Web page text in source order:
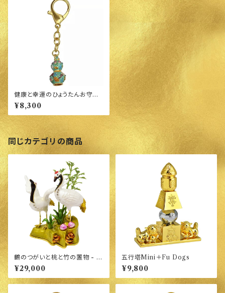
健康と幸運のひょうたんお守り
キーホルダー
¥8,300
同じカテゴリの商品
鶴のつがいと桃と竹の置物 - 健
康運:長寿と活力の象徴
¥29,000
五行塔Mini＋Fu Dogs
¥9,800